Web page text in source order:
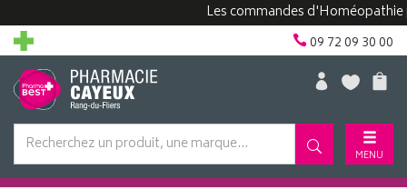
Les commandes d'Homéopathie
09 72 09 30 00
MENU